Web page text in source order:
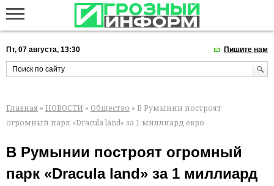
Пт, 07 августа, 13:30 Пишите нам
Главная » НОВОСТИ » Общество » В Румынии построят
огромный парк «Dracula land» за 1 миллиард евро
В Румынии построят огромный
парк «Dracula land» за 1 миллиард